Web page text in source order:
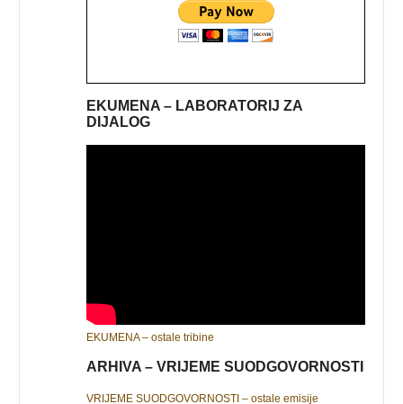
EKUMENA – LABORATORIJ ZA
DIJALOG
EKUMENA – ostale tribine
ARHIVA – VRIJEME SUODGOVORNOSTI
VRIJEME SUODGOVORNOSTI – ostale emisije